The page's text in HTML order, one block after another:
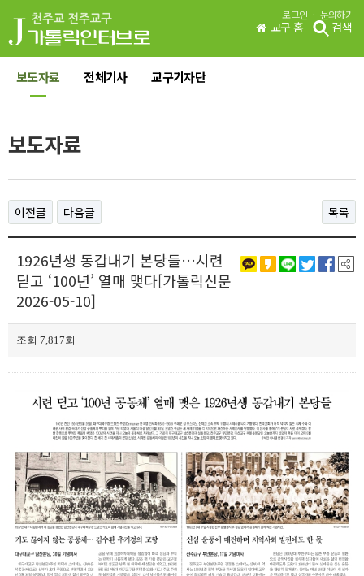
로그인 · 문의하기
교구 홈 검색
보도자료 전체기사 교구기자단
보도자료
이전글 다음글 목록
1926년생 동갑내기 본당들…시련
딛고 ‘100년’ 열매 맺다[가톨릭신문
2026-05-10]
조회 7,817회